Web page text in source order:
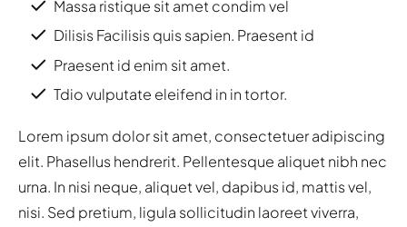
Massa ristique sit amet condim vel
Dilisis Facilisis quis sapien. Praesent id
Praesent id enim sit amet.
Tdio vulputate eleifend in in tortor.
Lorem ipsum dolor sit amet, consectetuer adipiscing
elit. Phasellus hendrerit. Pellentesque aliquet nibh nec
urna. In nisi neque, aliquet vel, dapibus id, mattis vel,
nisi. Sed pretium, ligula sollicitudin laoreet viverra,